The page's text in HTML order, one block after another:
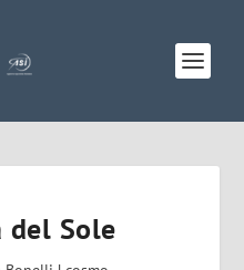
del Sole